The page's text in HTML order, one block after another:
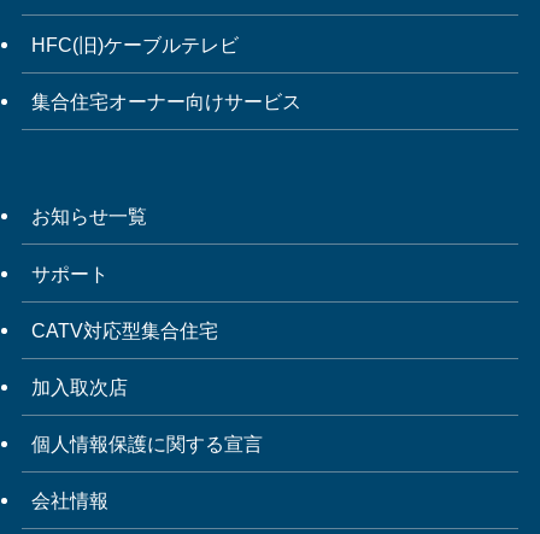
HFC(旧)ケーブルテレビ
集合住宅オーナー向けサービス
お知らせ一覧
サポート
CATV対応型集合住宅
加入取次店
個人情報保護に関する宣言
会社情報